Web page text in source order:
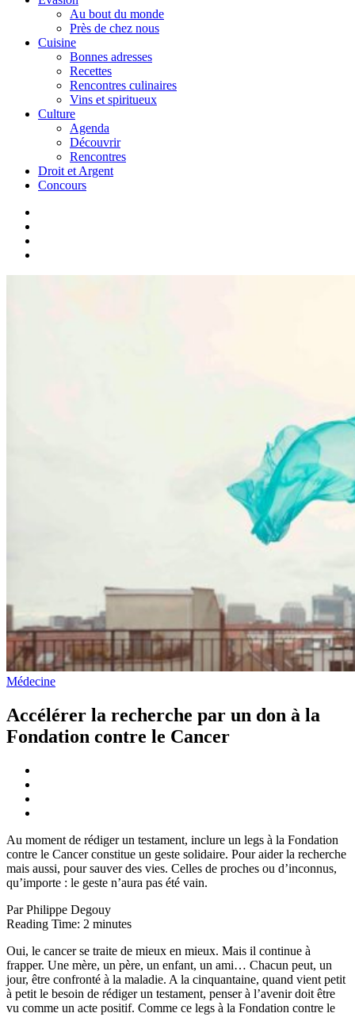
Au bout du monde
Près de chez nous
Cuisine
Bonnes adresses
Recettes
Rencontres culinaires
Vins et spiritueux
Culture
Agenda
Découvrir
Rencontres
Droit et Argent
Concours
Médecine
Accélérer la recherche par un don à la
Fondation contre le Cancer
Au moment de rédiger un testament, inclure un legs à la Fondation
contre le Cancer constitue un geste solidaire. Pour aider la recherche
mais aussi, pour sauver des vies. Celles de proches ou d’inconnus,
qu’importe : le geste n’aura pas été vain.
Par Philippe Degouy
Reading Time: 2 minutes
Oui, le cancer se traite de mieux en mieux. Mais il continue à
frapper. Une mère, un père, un enfant, un ami… Chacun peut, un
jour, être confronté à la maladie. A la cinquantaine, quand vient petit
à petit le besoin de rédiger un testament, penser à l’avenir doit être
vu comme un acte positif. Comme ce legs à la Fondation contre le